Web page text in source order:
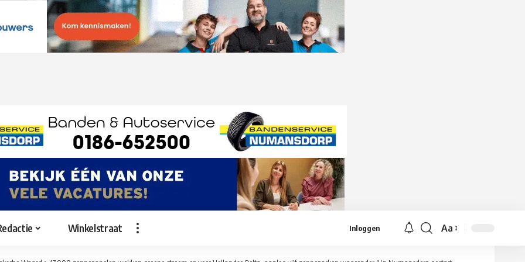
Winkelstraat Inloggen
Lettergrootte
Aa